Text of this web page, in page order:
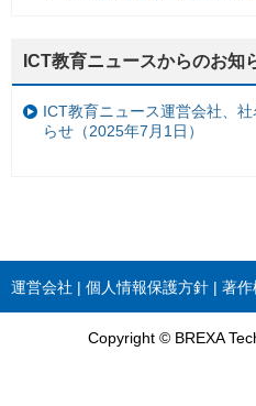
ICT教育ニュースからのお知
ICT教育ニュース運営会社、
らせ（2025年7月1日）
運営会社 個人情報保護方針 著作
Copyright © BREXA